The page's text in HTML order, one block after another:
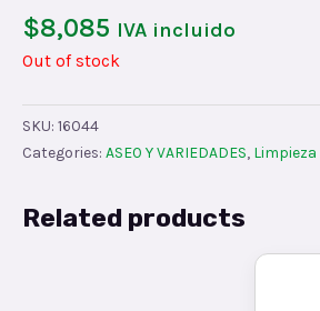
$8,085 IVA incluido
Out of stock
SKU: 16044
Categories: ASEO Y VARIEDADES,
Related products